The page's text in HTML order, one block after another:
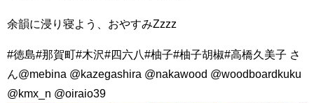
余韻に浸り寝よう、おやすみZzzz
#徳島#那賀町#木沢#四六八#柚子#柚子胡椒#高橋久美子 さ
ん@mebina @kazegashira @nakawood @woodboardkuku
@kmx_n @oiraio39